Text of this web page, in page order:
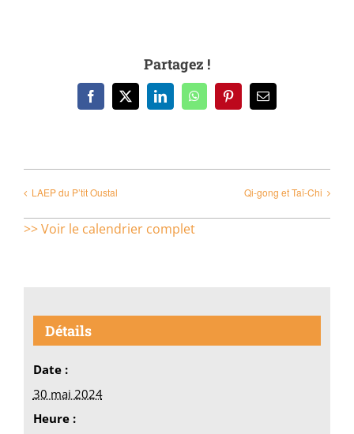
Partagez !
Facebook
X LinkedInWhatsAppPinterestEmail
LAEP du P’tit Oustal Qi-gong et Taï-Chi
>> Voir le calendrier complet
Détails
Date :
30 mai 2024
Heure :